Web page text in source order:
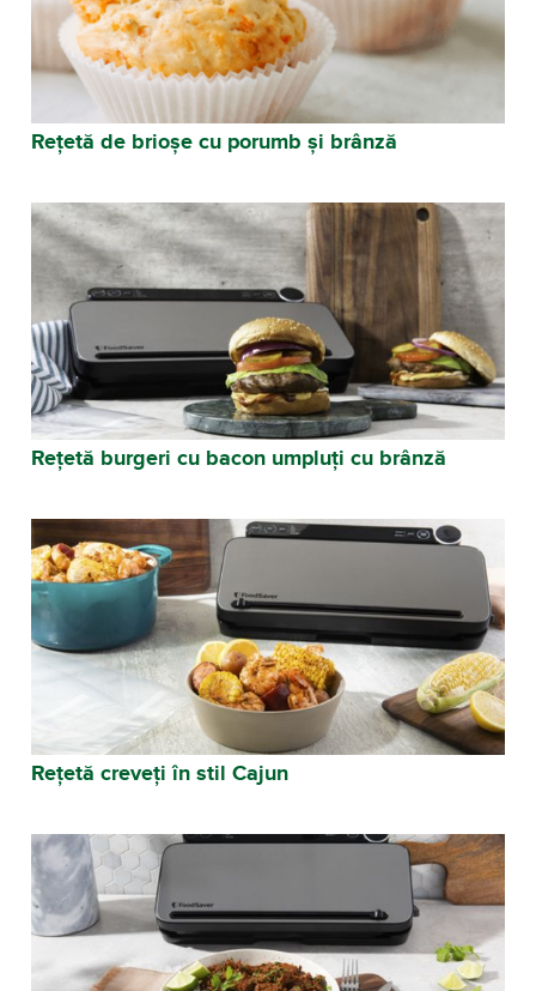
Rețetă de brioșe cu porumb și brânză
Rețetă burgeri cu bacon umpluți cu brânză
Rețetă creveți în stil Cajun